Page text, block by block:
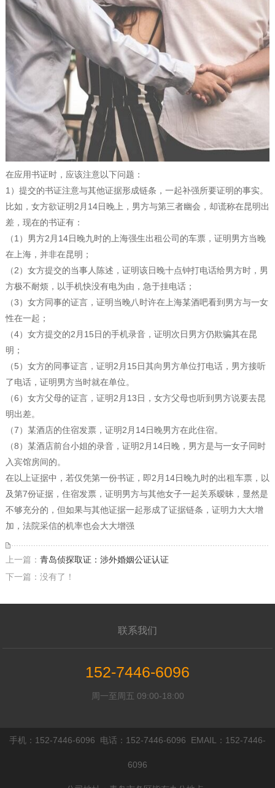
在应用书证时，应该注意以下问题：
1）提交的书证注意与其他证据形成链条，一起补强所要证明的事实。
比如，女方欲证明2月14日晚上，男方与第三者幽会，却谎称在昆明出
差，现在的书证有：
（1）男方2月14日晚九时的上海强生出租公司的车票，证明男方当晚
在上海，并非在昆明；
（2）女方提交的当事人陈述，证明该日晚十点钟打电话给男方时，男
方极不耐烦，以手机快没有电为由，急于挂电话；
（3）女方同事的证言，证明当晚八时许在上海某酒吧看到男方与一女
性在一起；
（4）女方提交的2月15日的手机录音，证明次日男方仍欺骗其在昆
明；
（5）女方的同事证言，证明2月15日其向男方单位打电话，男方接听
了电话，证明男方当时就在单位。
（6）女方父母的证言，证明2月13日，女方父母也听到男方说要去昆
明出差。
（7）某酒店的住宿发票，证明2月14日晚男方在此住宿。
（8）某酒店前台小姐的录音，证明2月14日晚，男方是与一女子同时
入宾馆房间的。
在以上证据中，若仅凭第一份书证，即2月14日晚九时的出租车票，以
及第7份证据，住宿发票，证明男方与其他女子一起关系暧昧，显然是
不够充分的，但如果与其他证据一起形成了证据链条，证明力大大增
加，法院采信的机率也会大大增强
上一篇： 青岛侦探取证：涉外婚姻公证认证
下一篇：没有了！
联系我们
152-7446-6096
周一至周五 09:00-18:00
手机：152-7446-6096 电话：152-7446-6096 EMAIL：152-7446-
6096